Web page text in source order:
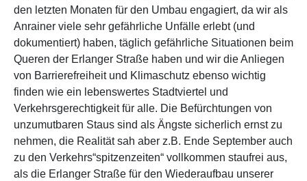
den letzten Monaten für den Umbau engagiert, da wir als
Anrainer viele sehr gefährliche Unfälle erlebt (und
dokumentiert) haben, täglich gefährliche Situationen beim
Queren der Erlanger Straße haben und wir die Anliegen
von Barrierefreiheit und Klimaschutz ebenso wichtig
finden wie ein lebenswertes Stadtviertel und
Verkehrsgerechtigkeit für alle. Die Befürchtungen von
unzumutbaren Staus sind als Ängste sicherlich ernst zu
nehmen, die Realität sah aber z.B. Ende September auch
zu den Verkehrs“spitzenzeiten“ vollkommen staufrei aus,
als die Erlanger Straße für den Wiederaufbau unserer